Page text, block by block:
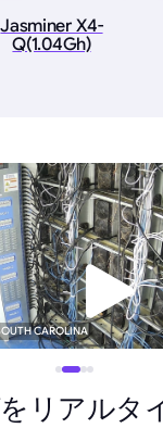
Jasminer X4-
Q(1.04Gh)
CAROLINA
リアルタ